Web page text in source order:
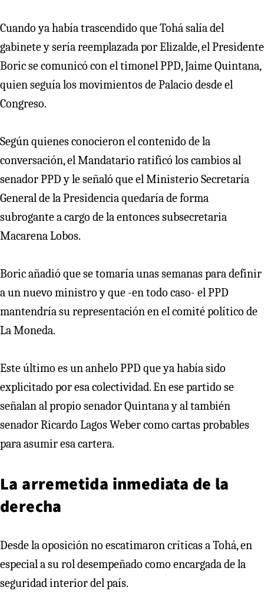
Cuando ya había trascendido que Tohá salía del
gabinete y sería reemplazada por Elizalde, el Presidente
Boric se comunicó con el timonel PPD, Jaime Quintana,
quien seguía los movimientos de Palacio desde el
Congreso.
Según quienes conocieron el contenido de la
conversación, el Mandatario ratificó los cambios al
senador PPD y le señaló que el Ministerio Secretaría
General de la Presidencia quedaría de forma
subrogante a cargo de la entonces subsecretaria
Macarena Lobos.
Boric añadió que se tomaría unas semanas para definir
a un nuevo ministro y que -en todo caso- el PPD
mantendría su representación en el comité político de
La Moneda.
Este último es un anhelo PPD que ya había sido
explicitado por esa colectividad. En ese partido se
señalan al propio senador Quintana y al también
senador Ricardo Lagos Weber como cartas probables
para asumir esa cartera.
La arremetida inmediata de la
derecha
Desde la oposición no escatimaron críticas a Tohá, en
especial a su rol desempeñado como encargada de la
seguridad interior del país.